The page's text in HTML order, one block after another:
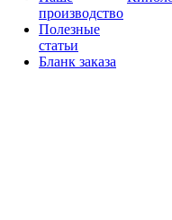
производство
Полезные
статьи
Бланк заказа